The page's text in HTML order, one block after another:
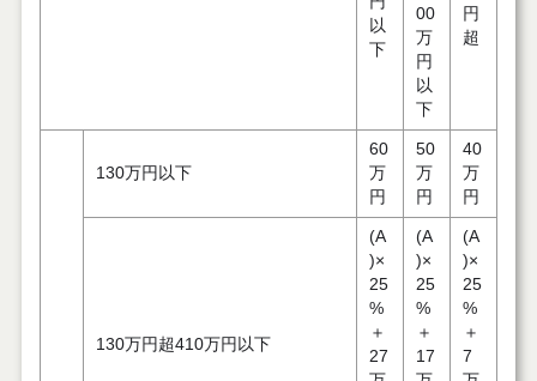
以
下
00
万
円
以
下
円
超
130万円以下
60
万
円
50
万
円
40
万
円
130万円超410万円以下
(A
)×
25
%
＋
27
(A
)×
25
%
＋
17
(A
)×
25
%
＋
7